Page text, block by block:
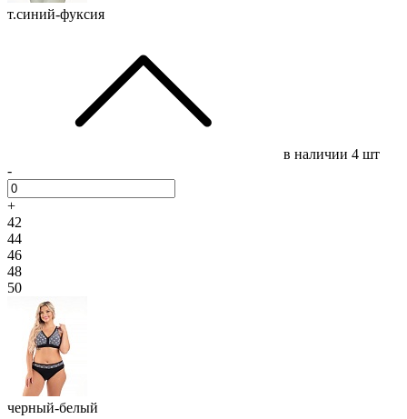
т.синий-фуксия
в наличии 4 шт
-
+
42
44
46
48
50
черный-белый